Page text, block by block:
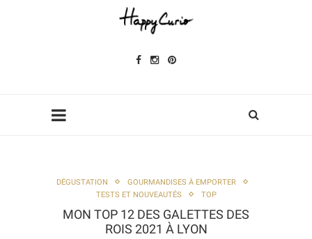
DÉGUSTATION
GOURMANDISES À EMPORTER
TESTS ET NOUVEAUTÉS
TOP
MON TOP 12 DES GALETTES DES
ROIS 2021 À LYON